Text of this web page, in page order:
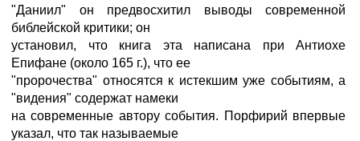
"Даниил" он предвосхитил выводы современной
библейской критики; он
установил, что книга эта написана при Антиохе
Епифане (около 165 г.), что ее
"пророчества" относятся к истекшим уже событиям, а
"видения" содержат намеки
на современные автору события. Порфирий впервые
указал, что так называемые